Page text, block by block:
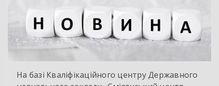
На базі Кваліфікаційного центру Державного